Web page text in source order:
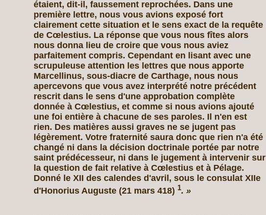
étaient, dit-il, faussement reprochées. Dans une
première lettre, nous vous avions exposé fort
clairement cette situation et le sens exact de la requête
de Cœlestius. La réponse que vous nous fîtes alors
nous donna lieu de croire que vous nous aviez
parfaitement compris. Cependant en lisant avec une
scrupuleuse attention les lettres que nous apporte
Marcellinus, sous-diacre de Carthage, nous nous
apercevons que vous avez interprété notre précédent
rescrit dans le sens d'une approbation complète
donnée à Cœlestius, et comme si nous avions ajouté
une foi entière à chacune de ses paroles. Il n'en est
rien. Des matières aussi graves ne se jugent pas
légèrement. Votre fraternité saura donc que rien n'a été
changé ni dans la décision doctrinale portée par notre
saint prédécesseur, ni dans le jugement à intervenir sur
la question de fait relative à Cœlestius et à Pélage.
Donné le XII des calendes d'avril, sous le consulat XIIe
d'Honorius Auguste (21 mars 418) 1. »